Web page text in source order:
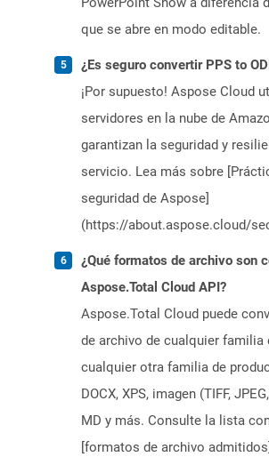
que se abre en modo editable.
¿Es seguro convertir PPS to
¡Por supuesto! Aspose Cloud
servidores en la nube de
garantizan la seguridad y
servicio. Lea más sobre
seguridad de Aspose]
(https://about.aspose.cloud/
¿Qué formatos de archivo son
Aspose.Total Cloud API?
Aspose.Total Cloud puede
de archivo de cualquier familia
cualquier otra familia de
DOCX, XPS, imagen (TIFF,
MD y más. Consulte la lista
[formatos de archivo admitidos]